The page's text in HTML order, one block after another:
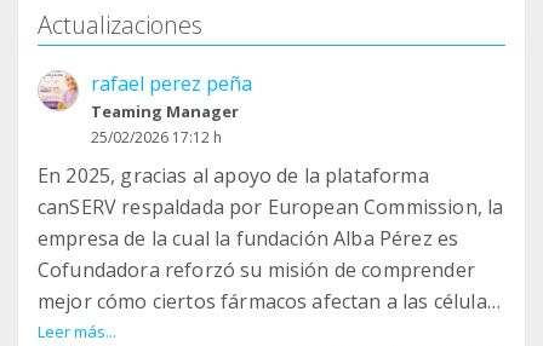
Actualizaciones
rafael perez peña
Teaming Manager
25/02/2026 17:12 h
En 2025, gracias al apoyo de la plataforma
canSERV respaldada por European Commission, la
empresa de la cual la fundación Alba Pérez es
Cofundadora reforzó su misión de comprender
mejor cómo ciertos fármacos afectan a las células
tumorales a nivel molecular.
Leer más...